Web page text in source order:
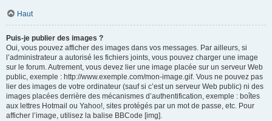
Haut
Puis-je publier des images ?
Oui, vous pouvez afficher des images dans vos messages. Par ailleurs, si
l’administrateur a autorisé les fichiers joints, vous pouvez charger une image
sur le forum. Autrement, vous devez lier une image placée sur un serveur Web
public, exemple : http://www.exemple.com/mon-image.gif. Vous ne pouvez pas
lier des images de votre ordinateur (sauf si c’est un serveur Web public) ni des
images placées derrière des mécanismes d’authentification, exemple : boîtes
aux lettres Hotmail ou Yahoo!, sites protégés par un mot de passe, etc. Pour
afficher l’image, utilisez la balise BBCode [img].